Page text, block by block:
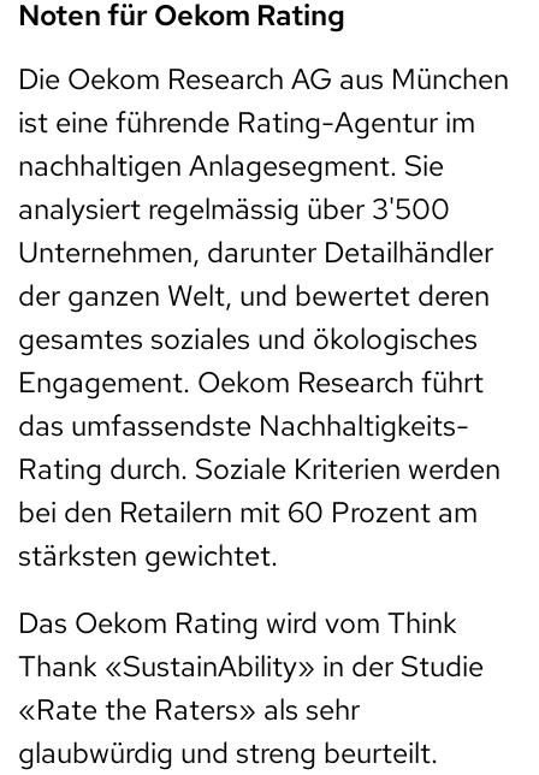
Noten für Oekom Rating
Die Oekom Research AG aus München
ist eine führende Rating-Agentur im
nachhaltigen Anlagesegment. Sie
analysiert regelmässig über 3'500
Unternehmen, darunter Detailhändler
der ganzen Welt, und bewertet deren
gesamtes soziales und ökologisches
Engagement. Oekom Research führt
das umfassendste Nachhaltigkeits-
Rating durch. Soziale Kriterien werden
bei den Retailern mit 60 Prozent am
stärksten gewichtet.
Das Oekom Rating wird vom Think
Thank «SustainAbility» in der Studie
«Rate the Raters» als sehr
glaubwürdig und streng beurteilt.